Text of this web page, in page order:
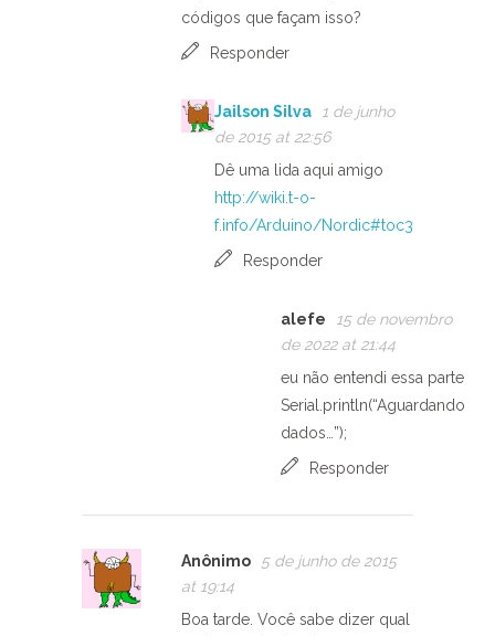
códigos que façam isso?
Responder
Jailson Silva
1 de junho
de 2015 at 22:56
Dê uma lida aqui amigo
http://wiki.t-o-
f.info/Arduino/Nordic#toc3
Responder
alefe
15 de novembro
de 2022 at 21:44
eu não entendi essa parte
Serial.println(“Aguardando
dados…”);
Responder
Anônimo
5 de junho de 2015
at 19:14
Boa tarde. Você sabe dizer qual